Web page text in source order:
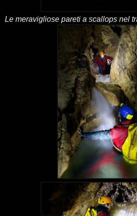
Le meravigliose pareti a scallops nel